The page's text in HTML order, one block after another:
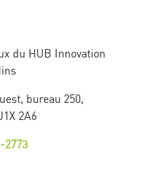
du HUB Innovation
bureau 250,
2A6
2773